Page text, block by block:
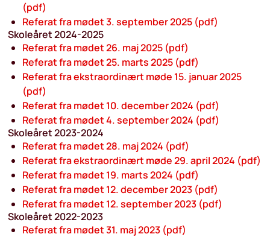
(pdf)
Referat fra mødet 3. september 2025 (pdf)
Skoleåret 2024-2025
Referat fra mødet 26. maj 2025 (pdf)
Referat fra mødet 25. marts 2025 (pdf)
Referat fra ekstraordinært møde 15. januar 2025
(pdf)
Referat fra mødet 10. december 2024 (pdf)
Referat fra mødet 4. september 2024 (pdf)
Skoleåret 2023-2024
Referat fra mødet 28. maj 2024 (pdf)
Referat fra ekstraordinært møde 29. april 2024 (pdf)
Referat fra mødet 19. marts 2024 (pdf)
Referat fra mødet 12. december 2023 (pdf)
Referat fra mødet 12. september 2023 (pdf)
Skoleåret 2022-2023
Referat fra mødet 31. maj 2023 (pdf)